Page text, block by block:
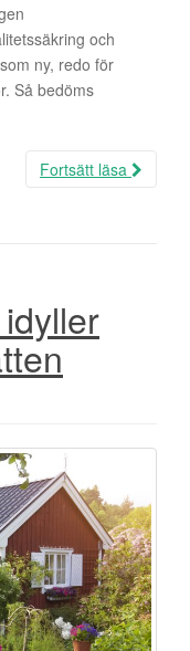
och
ny, redo för
Så bedöms
Fortsätt läsa